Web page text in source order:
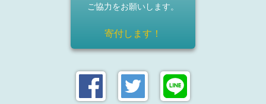
ご協力をお願いします。
寄付します！